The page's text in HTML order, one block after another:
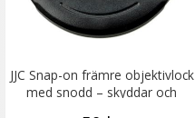
JJC Snap-on främre objektivlock
med snodd – skyddar och